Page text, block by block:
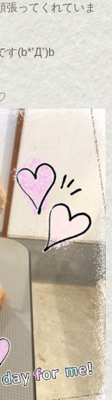
張ってくれていま
(b*’Д’)b